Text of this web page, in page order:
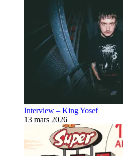
Interview – King Yosef
13 mars 2026